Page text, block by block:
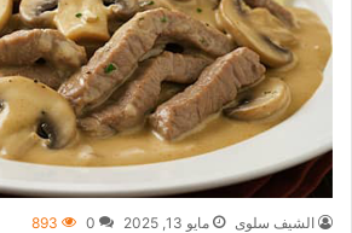
الشيف سلوى مايو 13, 2025 0
893